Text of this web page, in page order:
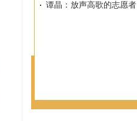
谭晶：放声高歌的志愿者